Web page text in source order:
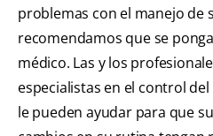
problemas con el manejo de
recomendamos que se
médico. Las y los
especialistas en el control
le pueden ayudar para que